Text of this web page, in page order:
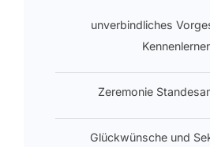
unverbindliches
Zeremonie
Glückwünsche und